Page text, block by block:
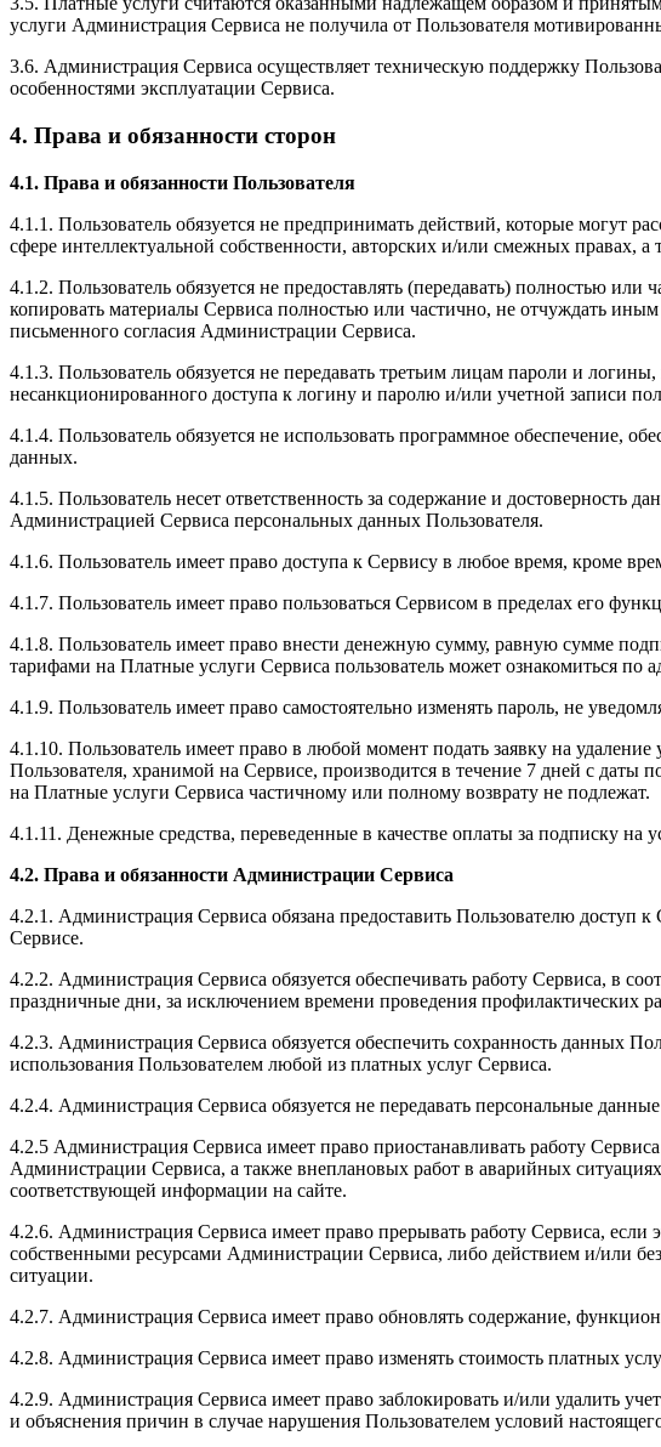
услуги Администрация Сервиса не получила от Пользователя
3.6. Администрация Сервиса осуществляет техническую поддержку
особенностями эксплуатации Сервиса.
4. Права и обязанности сторон
4.1. Права и обязанности Пользователя
4.1.1. Пользователь обязуется не предпринимать действий, которые могут
сфере интеллектуальной собственности, авторских и/или смежных
4.1.2. Пользователь обязуется не предоставлять (передавать) полностью
копировать материалы Сервиса полностью или частично, не отчуждать
письменного согласия Администрации Сервиса.
4.1.3. Пользователь обязуется не передавать третьим лицам пароли и
несанкционированного доступа к логину и паролю и/или учетной записи
4.1.4. Пользователь обязуется не использовать программное обеспечение,
данных.
4.1.5. Пользователь несет ответственность за содержание и достоверность
Администрацией Сервиса персональных данных Пользователя.
4.1.6. Пользователь имеет право доступа к Сервису в любое время, кроме
4.1.7. Пользователь имеет право пользоваться Сервисом в пределах его
4.1.8. Пользователь имеет право внести денежную сумму, равную сумме
тарифами на Платные услуги Сервиса пользователь может ознакомиться по
4.1.9. Пользователь имеет право самостоятельно изменять пароль, не
4.1.10. Пользователь имеет право в любой момент подать заявку на
Пользователя, хранимой на Сервисе, производится в течение 7 дней с даты
на Платные услуги Сервиса частичному или полному возврату не подлежат.
4.1.11. Денежные средства, переведенные в качестве оплаты за подписку
4.2. Права и обязанности Администрации Сервиса
4.2.1. Администрация Сервиса обязана предоставить Пользователю доступ
Сервисе.
4.2.2. Администрация Сервиса обязуется обеспечивать работу Сервиса, в
праздничные дни, за исключением времени проведения профилактических
4.2.3. Администрация Сервиса обязуется обеспечить сохранность данных
использования Пользователем любой из платных услуг Сервиса.
4.2.4. Администрация Сервиса обязуется не передавать персональные
4.2.5 Администрация Сервиса имеет право приостанавливать работу
Администрации Сервиса, а также внеплановых работ в аварийных
соответствующей информации на сайте.
4.2.6. Администрация Сервиса имеет право прерывать работу Сервиса,
собственными ресурсами Администрации Сервиса, либо действием и/или
ситуации.
4.2.7. Администрация Сервиса имеет право обновлять содержание,
4.2.8. Администрация Сервиса имеет право изменять стоимость платных
4.2.9. Администрация Сервиса имеет право заблокировать и/или удалить
и объяснения причин в случае нарушения Пользователем условий